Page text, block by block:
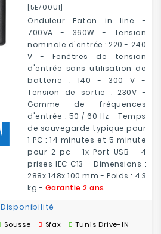
[5E700UI]
Onduleur Eaton in line -
700VA - 360W - Tension
nominale d'entrée : 220 - 240
V - Fenêtres de tension
d'entrée sans utilisation de
batterie : 140 - 300 V -
Tension de sortie : 230V -
Gamme de fréquences
d'entrée : 50 / 60 Hz - Temps
de sauvegarde typique pour
1 PC : 14 minutes et 5 minute
pour 2 pc - 1x Port USB - 4
prises IEC C13 - Dimensions :
288x 148x 100 mm - Poids : 4.3
kg - Garantie 2 ans
Disponibilité
Sousse Sfax Tunis Drive-IN